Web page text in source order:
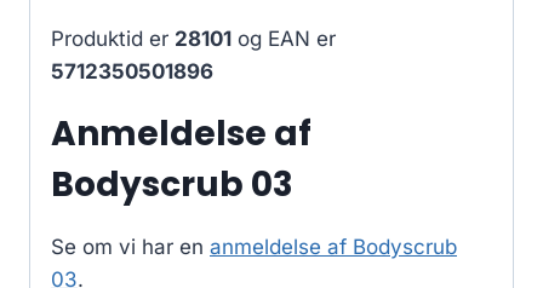
Produktid er 28101 og EAN er
5712350501896
Anmeldelse af
Bodyscrub 03
Se om vi har en anmeldelse af Bodyscrub
03.